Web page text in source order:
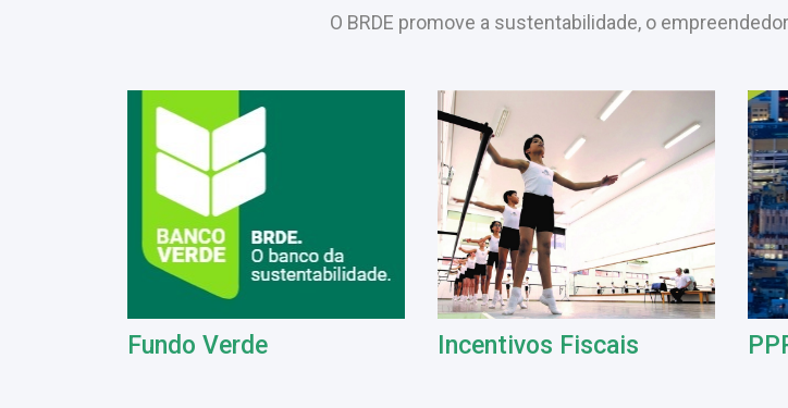
O BRDE promove a sustentabilidade, o
Fundo Verde Incentivos Fiscais